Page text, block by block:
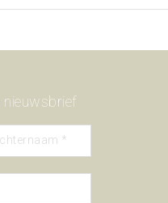
nieuwsbrief